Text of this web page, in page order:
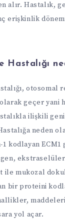
alır. Hastalık,
erişkinlik
Hastalığı
otosomal
geçer yani
ilişkili
neden
kodlayan ECM1
gen,
ile mukozal
bir proteini
yol açar.